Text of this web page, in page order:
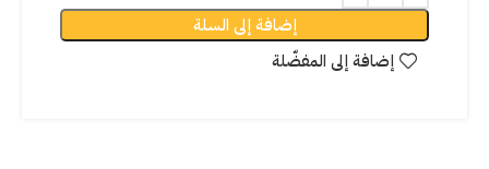
إضافة إلى السلة
إضافة إلى المفضّلة